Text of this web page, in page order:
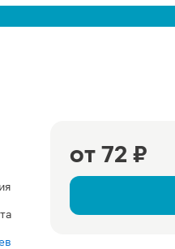
от 72 ₽